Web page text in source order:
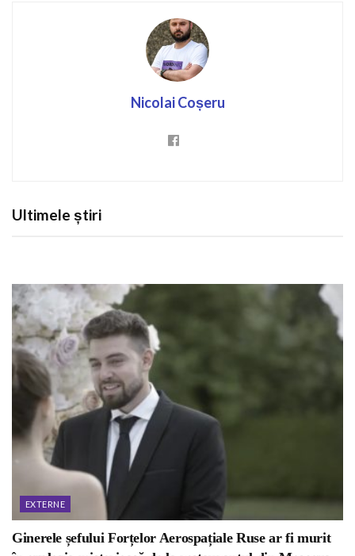
Nicolai Coșeru
Ultimele știri
EXTERNE
Ginerele șefului Forțelor Aerospațiale Ruse ar fi murit